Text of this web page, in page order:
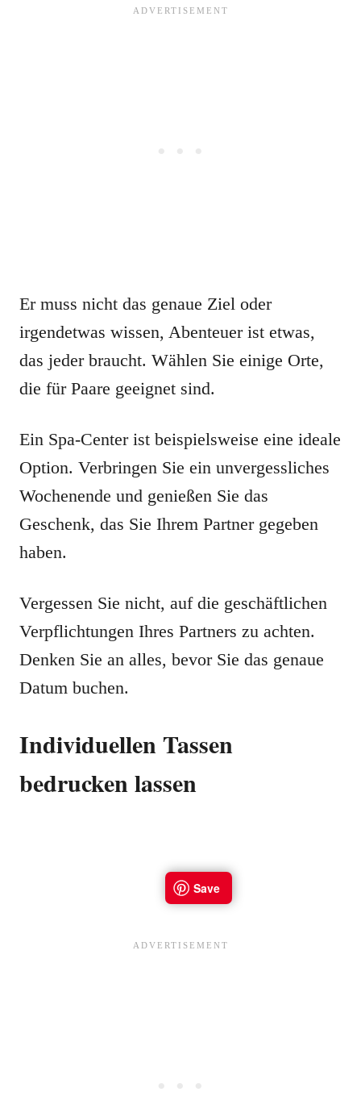
Er muss nicht das genaue Ziel oder
irgendetwas wissen, Abenteuer ist etwas,
das jeder braucht. Wählen Sie einige Orte,
die für Paare geeignet sind.
Ein Spa-Center ist beispielsweise eine ideale
Option. Verbringen Sie ein unvergessliches
Wochenende und genießen Sie das
Geschenk, das Sie Ihrem Partner gegeben
haben.
Vergessen Sie nicht, auf die geschäftlichen
Verpflichtungen Ihres Partners zu achten.
Denken Sie an alles, bevor Sie das genaue
Datum buchen.
Individuellen Tassen
bedrucken lassen